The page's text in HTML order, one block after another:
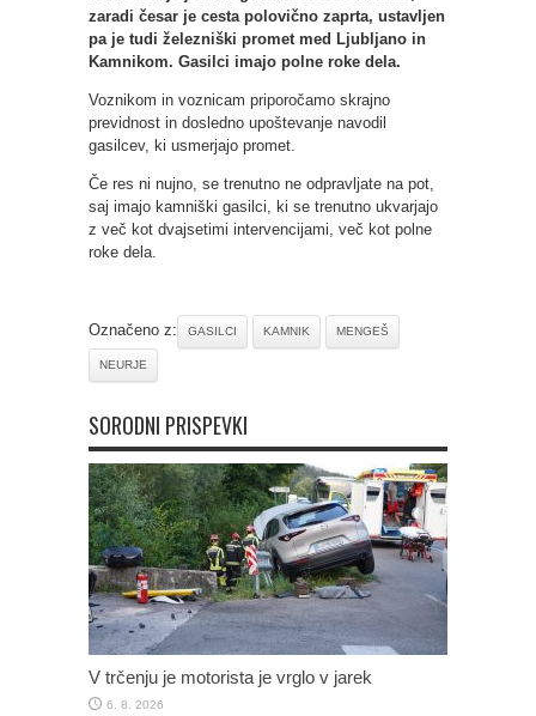
zaradi česar je cesta polovično zaprta, ustavljen
pa je tudi železniški promet med Ljubljano in
Kamnikom. Gasilci imajo polne roke dela.
Voznikom in voznicam priporočamo skrajno
previdnost in dosledno upoštevanje navodil
gasilcev, ki usmerjajo promet.
Če res ni nujno, se trenutno ne odpravljate na pot,
saj imajo kamniški gasilci, ki se trenutno ukvarjajo
z več kot dvajsetimi intervencijami, več kot polne
roke dela.
Označeno z: GASILCI KAMNIK MENGEŠ
NEURJE
SORODNI PRISPEVKI
V trčenju je motorista je vrglo v jarek
6. 8. 2026